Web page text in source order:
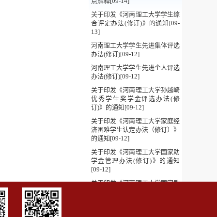
关于印发《河南理工大学学生综
合评定办法(修订)》的通知[09-
13]
河南理工大学学生先进集体评选
办法(修订)[09-12]
河南理工大学学生先进个人评选
办法(修订)[09-12]
关于印发《河南理工大学孙越崎
优秀学生奖学金评选办法(修
订)》的通知[09-12]
关于印发《河南理工大学家庭经
济困难学生认定办法（修订）》
的通知[09-12]
关于印发《河南理工大学国家助
学金管理办法(修订)》的通知
[09-12]
关于印发《河南理工大学国家励